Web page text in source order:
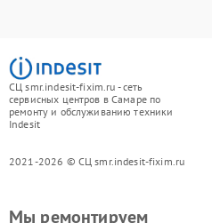
СЦ smr.indesit-fixim.ru - сеть
сервисных центров в Самаре по
ремонту и обслуживанию техники
Indesit
2021-2026 © СЦ smr.indesit-fixim.ru
Мы ремонтируем